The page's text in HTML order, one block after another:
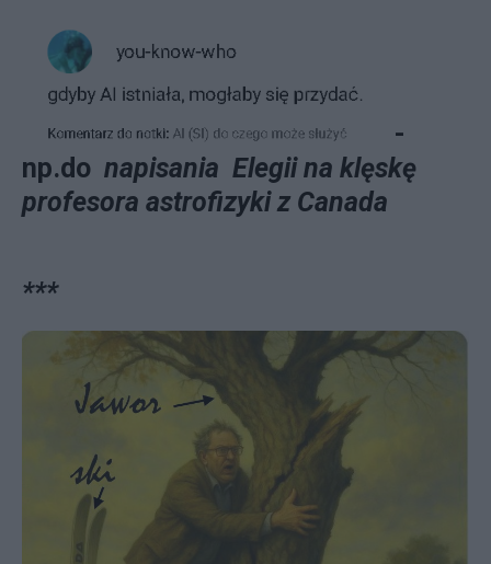
-
np.do napisania Elegii na klęskę
profesora astrofizyki z Canada
***